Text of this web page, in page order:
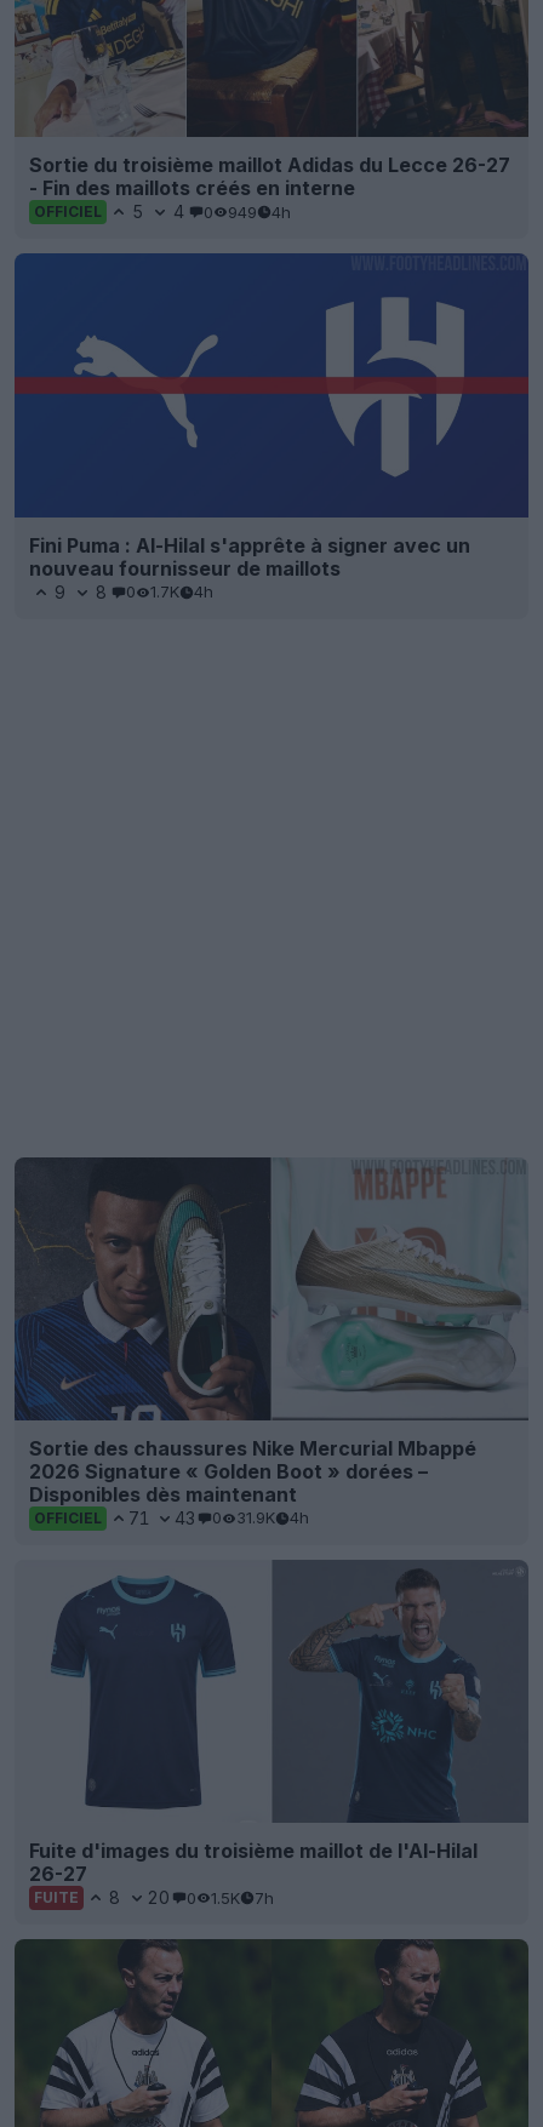
Sortie du troisième maillot Adidas du Lecce 26-27
- Fin des maillots créés en interne
OFFICIEL 5 4 0 949 4h
Fini Puma : Al-Hilal s'apprête à signer avec un
nouveau fournisseur de maillots
9 8 0 1.7K 4h
Sortie des chaussures Nike Mercurial Mbappé
2026 Signature « Golden Boot » dorées –
Disponibles dès maintenant
OFFICIEL 71 43 0 31.9K 4h
Fuite d'images du troisième maillot de l'Al-Hilal
26-27
FUITE 8 20 0 1.5K 7h